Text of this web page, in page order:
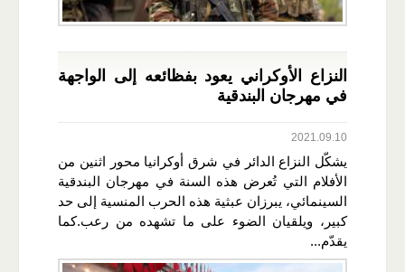
النزاع الأوكراني يعود بفظائعه إلى الواجهة
في مهرجان البندقية
2021.09.10
يشكّل النزاع الدائر في شرق أوكرانيا محور اثنين من
الأفلام التي تُعرض هذه السنة في مهرجان البندقية
السينمائي، يبرزان عبثية هذه الحرب المنسية إلى حد
كبير، ويلقيان الضوء على ما تشهده من رعب.كما
يقدّم...